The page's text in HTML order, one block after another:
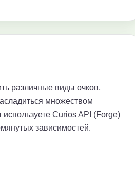
различные виды очков,
множеством
Curios API (Forge)
зависимостей.